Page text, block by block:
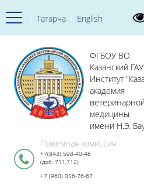
Татарча English
ФГБОУ ВО
Казанский ГАУ
Институт
академия
медицины
имени Н.Э.
Приемная комиссия
+7(843) 598-40-48
(доб. 711,712)
+7 (960) 056-76-67